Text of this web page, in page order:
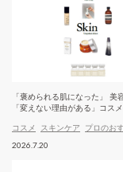
「褒められる肌になった」 美
「変えない理由がある」コスメ
コスメ スキンケア プロのお
2026.7.20